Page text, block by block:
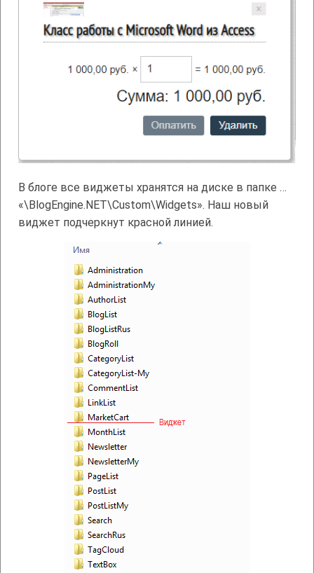
В блоге все виджеты хранятся на диске в папке …
«\BlogEngine.NET\Custom\Widgets». Наш новый
виджет подчеркнут красной линией.